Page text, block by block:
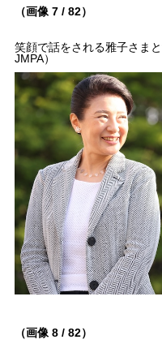
（画像 7 / 82）
笑顔で話をされる雅子さま
JMPA）
（画像 8 / 82）